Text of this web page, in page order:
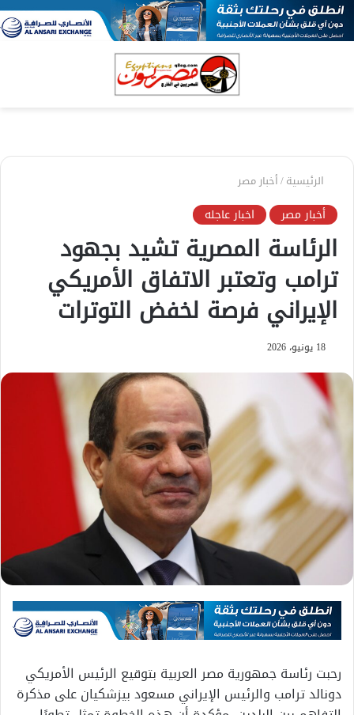
الرئيسية/أخبار مصر
أخبار مصر اخبار عاجله
الرئاسة المصرية تشيد بجهود
ترامب وتعتبر الاتفاق الأمريكي
الإيراني فرصة لخفض التوترات
18 يونيو، 2026
رحبت رئاسة جمهورية مصر العربية بتوقيع الرئيس الأمريكي
دونالد ترامب والرئيس الإيراني مسعود بيزشكيان على مذكرة